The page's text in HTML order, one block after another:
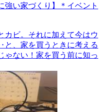
強い家づくり】＊イベント
カビ。それに加えて今はウ
、家を買うときに考える
ゃない！家を買う前に知っ